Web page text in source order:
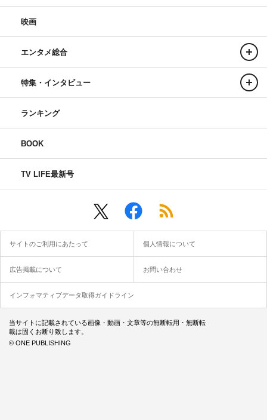
映画
エンタメ総合
特集・インタビュー
ランキング
BOOK
TV LIFE最新号
サイトのご利用にあたって 個人情報について
広告掲載について お問い合わせ
インフォマティブデータ取得ガイドライン
当サイトに記載されている画像・動画・文章等の無断転用・無断転
載は固くお断り致します。
© ONE PUBLISHING